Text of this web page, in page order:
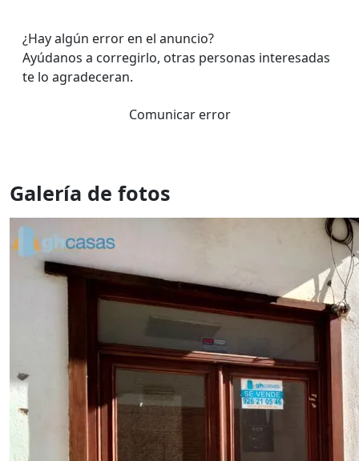
¿Hay algún error en el anuncio?
Ayúdanos a corregirlo, otras personas interesadas
te lo agradeceran.
Comunicar error
Galería de fotos